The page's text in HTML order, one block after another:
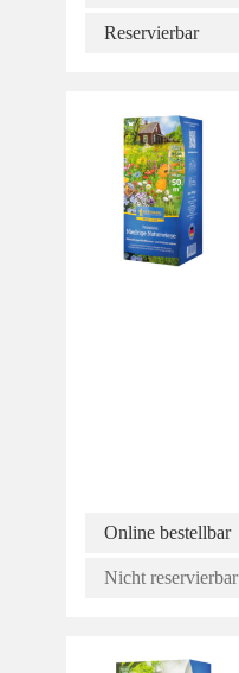
Reservierbar
Online bestellbar
Nicht reservierbar